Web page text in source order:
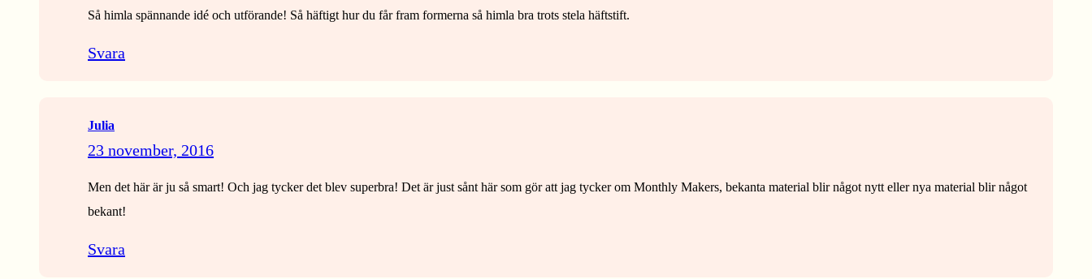
Så himla spännande idé och utförande! Så häftigt hur du får fram formerna så himla bra trots stela häftstift.
Svara
Julia
23 november, 2016
Men det här är ju så smart! Och jag tycker det blev superbra! Det är just sånt här som gör att jag tycker om Monthly Makers, bekanta material blir något nytt eller nya material blir något
bekant!
Svara